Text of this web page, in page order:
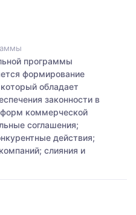
программы
формирование
обладает
законности в
коммерческой
соглашения;
действия;
слияния и